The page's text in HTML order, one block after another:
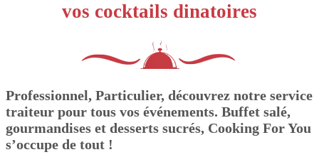
vos cocktails dinatoires
Professionnel, Particulier, découvrez notre service
traiteur pour tous vos événements. Buffet salé,
gourmandises et desserts sucrés, Cooking For You
s’occupe de tout !